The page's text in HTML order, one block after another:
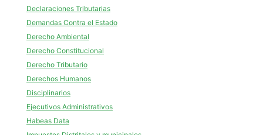
Declaraciones Tributarias
Demandas Contra el Estado
Derecho Ambiental
Derecho Constitucional
Derecho Tributario
Derechos Humanos
Disciplinarios
Ejecutivos Administrativos
Habeas Data